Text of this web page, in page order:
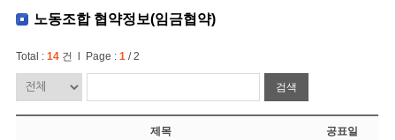
노동조합 협약정보(임금협약)
Total : 14건 l Page : 1/ 2
검색
제목 공표일